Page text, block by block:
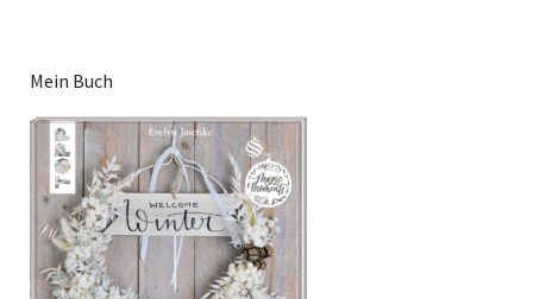
Mein Buch